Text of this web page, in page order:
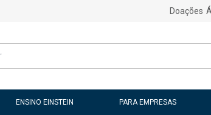
Doações
ENSINO EINSTEIN PARA EMPRESAS